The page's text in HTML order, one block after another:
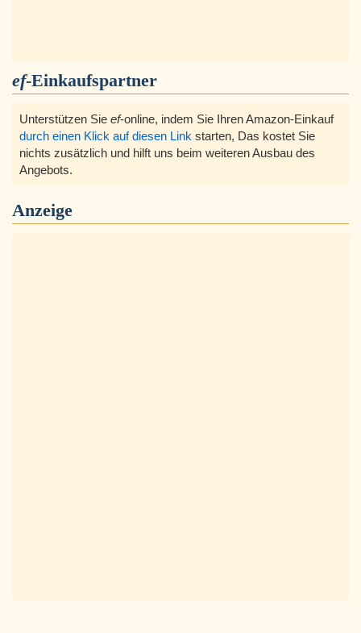
ef-Einkaufspartner
Unterstützen Sie ef-online, indem Sie Ihren Amazon-Einkauf
durch einen Klick auf diesen Link starten, Das kostet Sie
nichts zusätzlich und hilft uns beim weiteren Ausbau des
Angebots.
Anzeige